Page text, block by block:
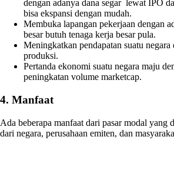
dengan adanya dana segar lewat IPO
bisa ekspansi dengan mudah.
Membuka lapangan pekerjaan dengan
besar butuh tenaga kerja besar pula.
Meningkatkan pendapatan suatu
produksi.
Pertanda ekonomi suatu negara maju
peningkatan volume marketcap.
4. Manfaat
Ada beberapa manfaat dari pasar modal yang
dari negara, perusahaan emiten, dan